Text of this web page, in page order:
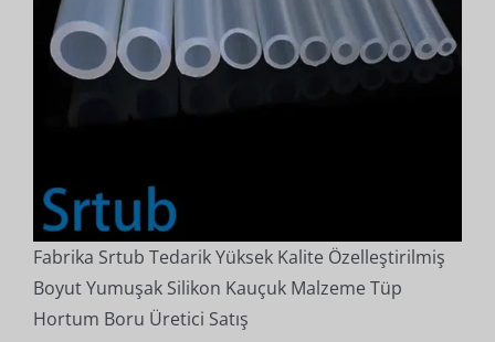
Fabrika Srtub Tedarik Yüksek Kalite Özelleştirilmiş
Boyut Yumuşak Silikon Kauçuk Malzeme Tüp
Hortum Boru Üretici Satış